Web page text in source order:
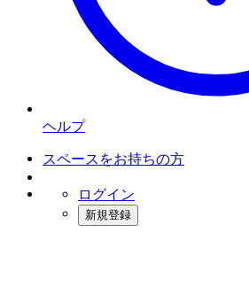
ヘルプ
スペースをお持ちの方
ログイン
新規登録